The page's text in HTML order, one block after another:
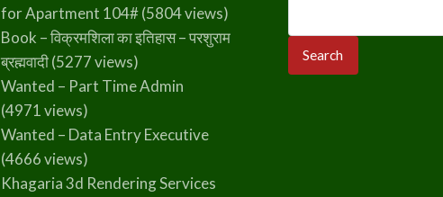
for Apartment 104#(5804 views)
Book – विक्रमशिला का इतिहास – परशुराम
ब्रह्मवादी(5277 views)
Wanted – Part Time Admin
(4971 views)
Wanted – Data Entry Executive
(4666 views)
Khagaria 3d Rendering Services